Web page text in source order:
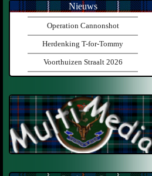
Nieuws
Operation Cannonshot
Herdenking T-for-Tommy
Voorthuizen Straalt 2026